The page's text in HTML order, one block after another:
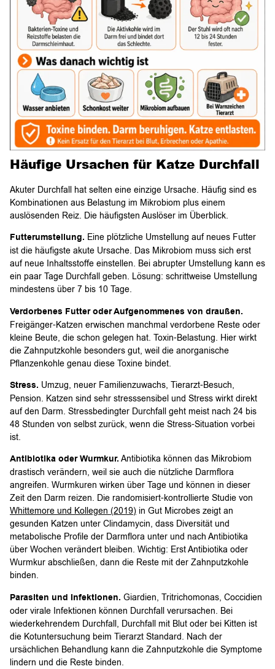
Häufige Ursachen für Katze Durchfall
Akuter Durchfall hat selten eine einzige Ursache. Häufig sind es
Kombinationen aus Belastung im Mikrobiom plus einem
auslösenden Reiz. Die häufigsten Auslöser im Überblick.
Futterumstellung. Eine plötzliche Umstellung auf neues Futter
ist die häufigste akute Ursache. Das Mikrobiom muss sich erst
auf neue Inhaltsstoffe einstellen. Bei abrupter Umstellung kann es
ein paar Tage Durchfall geben. Lösung: schrittweise Umstellung
mindestens über 7 bis 10 Tage.
Verdorbenes Futter oder Aufgenommenes von draußen.
Freigänger-Katzen erwischen manchmal verdorbene Reste oder
kleine Beute, die schon gelegen hat. Toxin-Belastung. Hier wirkt
die Zahnputzkohle besonders gut, weil die anorganische
Pflanzenkohle genau diese Toxine bindet.
Stress. Umzug, neuer Familienzuwachs, Tierarzt-Besuch,
Pension. Katzen sind sehr stresssensibel und Stress wirkt direkt
auf den Darm. Stressbedingter Durchfall geht meist nach 24 bis
48 Stunden von selbst zurück, wenn die Stress-Situation vorbei
ist.
Antibiotika oder Wurmkur. Antibiotika können das Mikrobiom
drastisch verändern, weil sie auch die nützliche Darmflora
angreifen. Wurmkuren wirken über Tage und können in dieser
Zeit den Darm reizen. Die randomisiert-kontrollierte Studie von
Whittemore und Kollegen (2019) in Gut Microbes zeigt an
gesunden Katzen unter Clindamycin, dass Diversität und
metabolische Profile der Darmflora unter und nach Antibiotika
über Wochen verändert bleiben. Wichtig: Erst Antibiotika oder
Wurmkur abschließen, dann die Reste mit der Zahnputzkohle
binden.
Parasiten und Infektionen. Giardien, Tritrichomonas, Coccidien
oder virale Infektionen können Durchfall verursachen. Bei
wiederkehrendem Durchfall, Durchfall mit Blut oder bei Kitten ist
die Kotuntersuchung beim Tierarzt Standard. Nach der
ursächlichen Behandlung kann die Zahnputzkohle die Symptome
lindern und die Reste binden.